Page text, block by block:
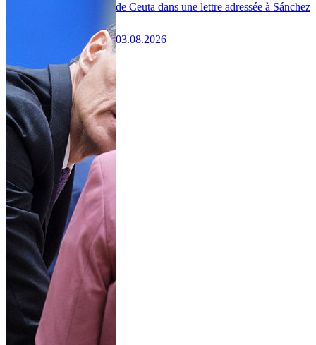
de Ceuta dans une lettre adressée à Sánchez
03.08.2026